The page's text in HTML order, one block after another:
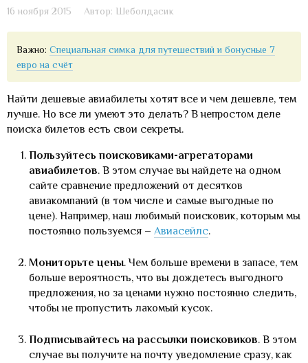
16 ноября 2015 Автор: Шеболдасик
Важно:Специальная симка для путешествий и бонусные 7
евро на счёт
Найти дешевые авиабилеты хотят все и чем дешевле, тем
лучше. Но все ли умеют это делать? В непростом деле
поиска билетов есть свои секреты.
Пользуйтесь поисковиками-агрегаторами
авиабилетов. В этом случае вы найдете на одном
сайте сравнение предложений от десятков
авиакомпаний (в том числе и самые выгодные по
цене). Например, наш любимый поисковик, которым мы
постоянно пользуемся – Авиасейлс.
Мониторьте цены. Чем больше времени в запасе, тем
больше вероятность, что вы дождетесь выгодного
предложения, но за ценами нужно постоянно следить,
чтобы не пропустить лакомый кусок.
Подписывайтесь на рассылки поисковиков. В этом
случае вы получите на почту уведомление сразу, как